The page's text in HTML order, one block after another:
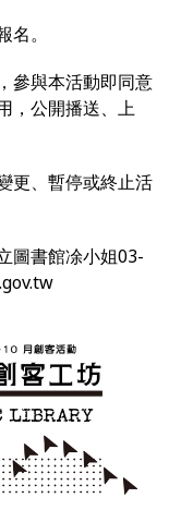
。
參與本活動即同意
，公開播送、上
更、暫停或終止活
圖書館凃小姐03-